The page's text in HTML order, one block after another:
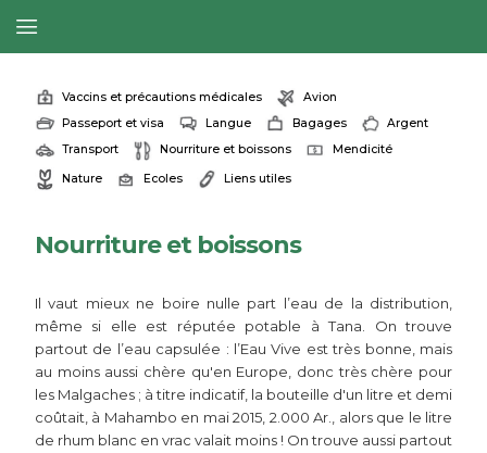
Nourriture et boissons
Il vaut mieux ne boire nulle part l’eau de la distribution,
même si elle est réputée potable à Tana. On trouve
partout de l’eau capsulée : l’Eau Vive est très bonne, mais
au moins aussi chère qu'en Europe, donc très chère pour
les Malgaches ; à titre indicatif, la bouteille d'un litre et demi
coûtait, à Mahambo en mai 2015, 2.000 Ar., alors que le litre
de rhum blanc en vrac valait moins ! On trouve aussi partout
Vaccins et précautions médicales
Avion
Passeport et visa
Langue Bagages
Argent
Transport
Nourriture et boissons Mendicité
Nature Ecoles Liens utiles